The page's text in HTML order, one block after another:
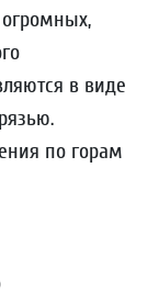
в виде
по горам